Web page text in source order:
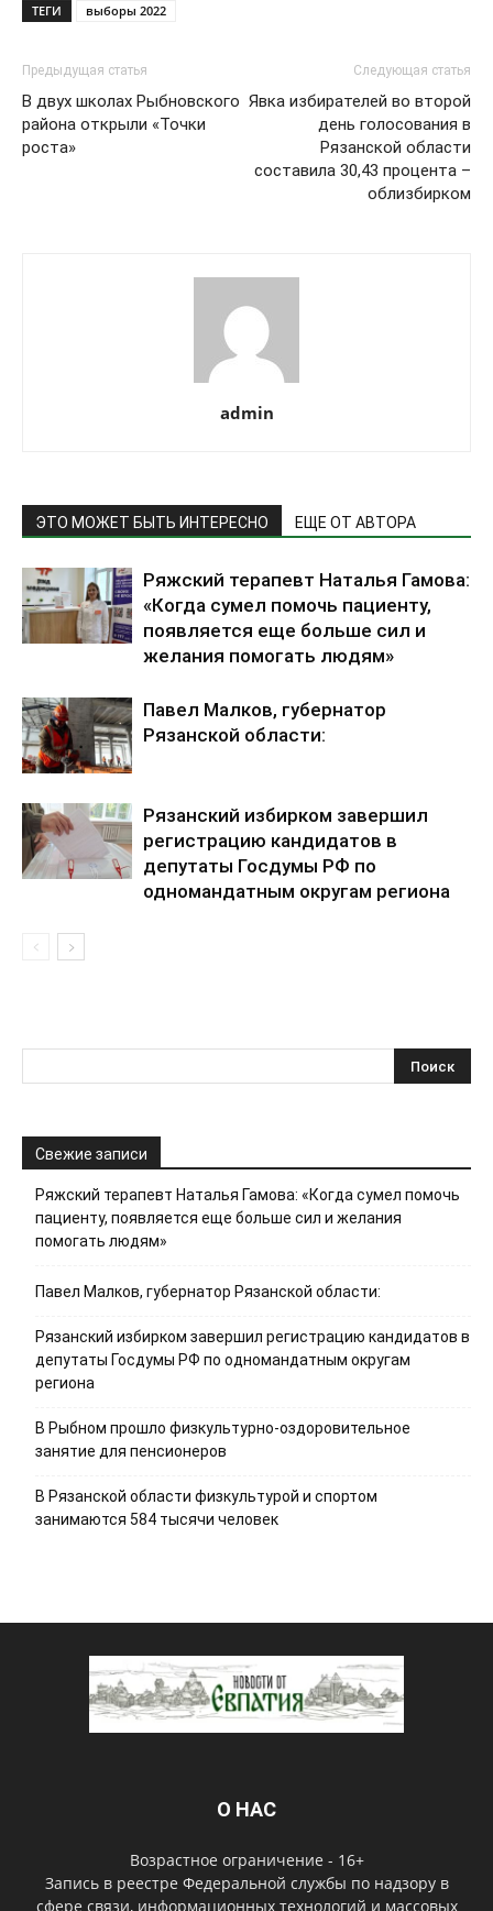
ТЕГИ выборы 2022
Предыдущая статья
В двух школах Рыбновского
района открыли «Точки
роста»
Следующая статья
Явка избирателей во второй
день голосования в
Рязанской области
составила 30,43 процента –
облизбирком
admin
ЭТО МОЖЕТ БЫТЬ ИНТЕРЕСНО ЕЩЕ ОТ АВТОРА
Ряжский терапевт Наталья Гамова:
«Когда сумел помочь пациенту,
появляется еще больше сил и
желания помогать людям»
Павел Малков, губернатор
Рязанской области:
Рязанский избирком завершил
регистрацию кандидатов в
депутаты Госдумы РФ по
одномандатным округам региона
Свежие записи
Ряжский терапевт Наталья Гамова: «Когда сумел помочь
пациенту, появляется еще больше сил и желания
помогать людям»
Павел Малков, губернатор Рязанской области:
Рязанский избирком завершил регистрацию кандидатов в
депутаты Госдумы РФ по одномандатным округам
региона
В Рыбном прошло физкультурно-оздоровительное
занятие для пенсионеров
В Рязанской области физкультурой и спортом
занимаются 584 тысячи человек
О НАС
Возрастное ограничение - 16+
Запись в реестре Федеральной службы по надзору в
сфере связи, информационных технологий и массовых